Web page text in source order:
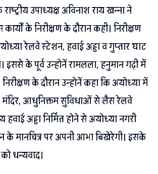
उपाध्यक्ष अविनाश राय खन्ना ने
के निरीक्षण के दौरान कही। निरीक्षण
रेलवे स्टेशन, हवाई अड्डा व गुप्तार घाट
इससे के पूर्व उन्होनें रामलला, हनुमान गढ़ी में
के दौरान उन्होनें कहा कि अयोध्या में
मंदिर, आधुनिक्तम सुविधाओं से लैस रेलवे
हवाई अड्डा निर्मित होने से अयोध्या नगरी
के मानचित्र पर अपनी आभा बिखेरेगी। इसके
धन्यवाद।